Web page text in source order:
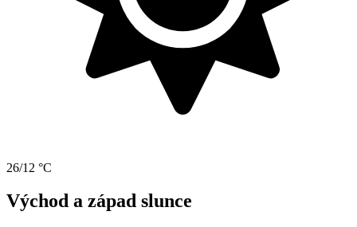
26/12 °C
Východ a západ slunce